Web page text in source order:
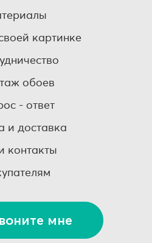
картинке
обоев
- ответ
и доставка
контакты
мне